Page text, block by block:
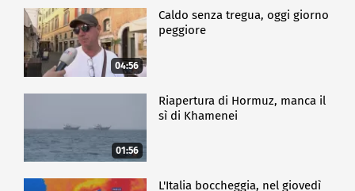
04:56
Caldo senza tregua, oggi giorno
peggiore
01:56
Riapertura di Hormuz, manca il
sì di Khamenei
L'Italia boccheggia, nel giovedì